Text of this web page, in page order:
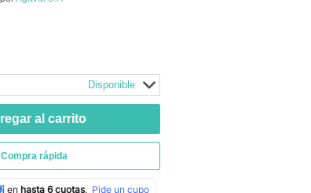
Disponible
al carrito
Compra rápida